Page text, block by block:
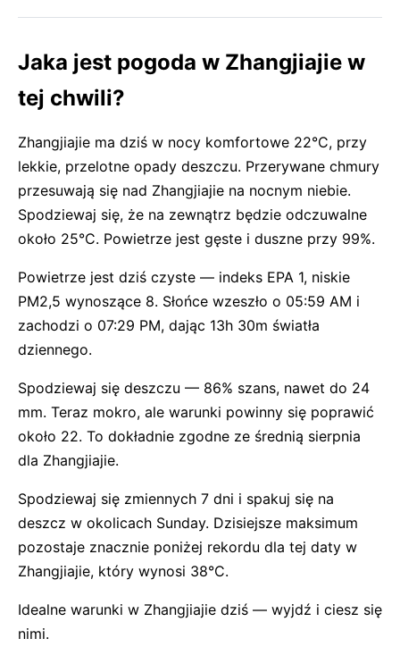
Jaka jest pogoda w Zhangjiajie w
tej chwili?
Zhangjiajie ma dziś w nocy komfortowe 22°C, przy
lekkie, przelotne opady deszczu. Przerywane chmury
przesuwają się nad Zhangjiajie na nocnym niebie.
Spodziewaj się, że na zewnątrz będzie odczuwalne
około 25°C. Powietrze jest gęste i duszne przy 99%.
Powietrze jest dziś czyste — indeks EPA 1, niskie
PM2,5 wynoszące 8. Słońce wzeszło o 05:59 AM i
zachodzi o 07:29 PM, dając 13h 30m światła
dziennego.
Spodziewaj się deszczu — 86% szans, nawet do 24
mm. Teraz mokro, ale warunki powinny się poprawić
około 22. To dokładnie zgodne ze średnią sierpnia
dla Zhangjiajie.
Spodziewaj się zmiennych 7 dni i spakuj się na
deszcz w okolicach Sunday. Dzisiejsze maksimum
pozostaje znacznie poniżej rekordu dla tej daty w
Zhangjiajie, który wynosi 38°C.
Idealne warunki w Zhangjiajie dziś — wyjdź i ciesz się
nimi.